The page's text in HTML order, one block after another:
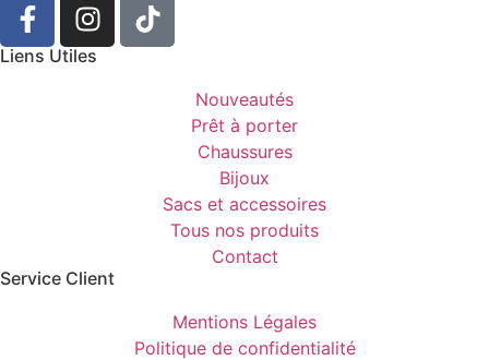
Liens Utiles
Nouveautés
Prêt à porter
Chaussures
Bijoux
Sacs et accessoires
Tous nos produits
Contact
Service Client​
Mentions Légales
Politique de confidentialité